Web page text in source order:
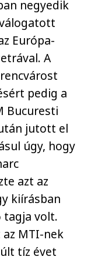
negyedik
Európa-
A
pedig a
Bucuresti
jutott el
úgy, hogy
azt az
kiírásban
tagja volt.
MTI-nek
tíz évet